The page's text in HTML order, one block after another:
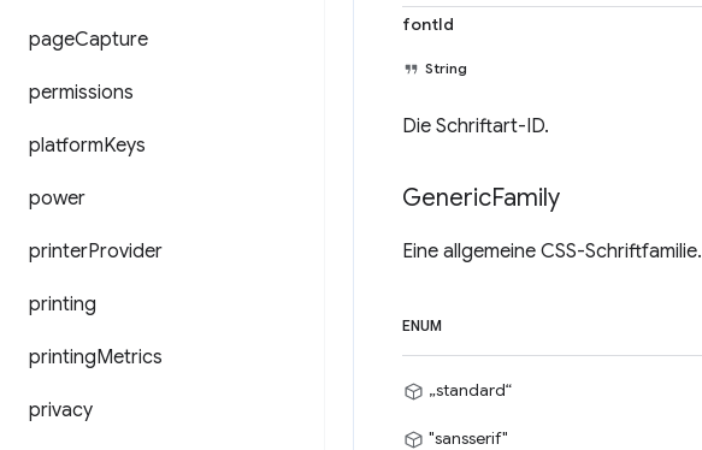
pageCapture
permissions
platformKeys
power
printerProvider
printing
printingMetrics
privacy
fontId
String
Die Schriftart-ID.
GenericFamily
Eine allgemeine CSS-Schriftfamilie.
ENUM
„standard“
"sansserif"